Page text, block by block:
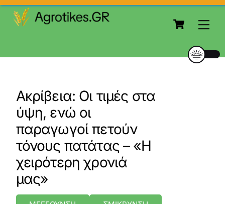
to
content
Cart
Ακρίβεια: Οι τιμές στα
ύψη, ενώ οι
παραγωγοί πετούν
τόνους πατάτας – «Η
χειρότερη χρονιά
μας»